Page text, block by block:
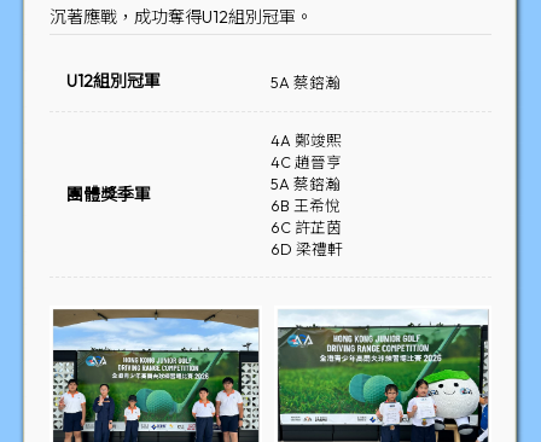
沉著應戰，成功奪得U12組別冠軍。
U12組別冠軍 5A 蔡鎔瀚
團體獎季軍
4A 鄭竣熙
4C 趙晉亨
5A 蔡鎔瀚
6B 王希悅
6C 許芷茵
6D 梁禮軒